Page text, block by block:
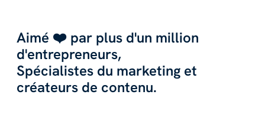
Aimé ❤️ par plus d'un million
d'entrepreneurs,
Spécialistes du marketing et
créateurs de contenu.